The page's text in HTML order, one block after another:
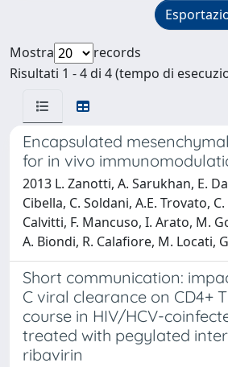
Mostra
records
Risultati 1 - 4 di 4 (tempo di
Encapsulated
for in vivo
2013 L. Zanotti, A. Sarukhan, E.
Cibella, C. Soldani, A.E. Trovato,
Calvitti, F. Mancuso, I. Arato, M.
A. Biondi, R. Calafiore, M. Locati,
Short communication:
C viral clearance on CD4+
course in HIV/HCV-
treated with pegylated
ribavirin